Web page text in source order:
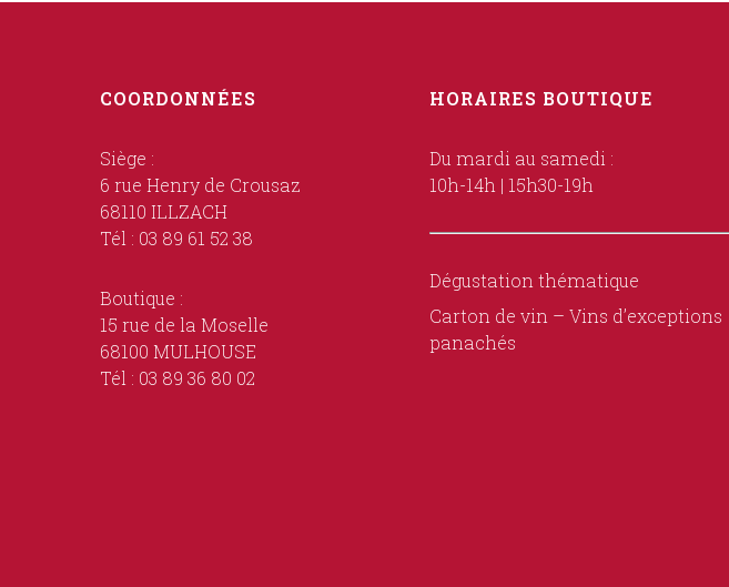
COORDONNÉES
Siège :
6 rue Henry de Crousaz
68110 ILLZACH
Tél : 03 89 61 52 38
Boutique :
15 rue de la Moselle
68100 MULHOUSE
Tél : 03 89 36 80 02
HORAIRES BOUTIQUE
Du mardi au samedi :
10h-14h | 15h30-19h
Dégustation thématique
Carton de vin – Vins d’exceptions
panachés